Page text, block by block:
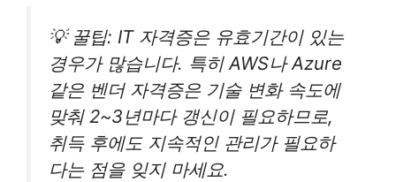
💡 꿀팁: IT 자격증은 유효기간이 있는
경우가 많습니다. 특히 AWS나 Azure
같은 벤더 자격증은 기술 변화 속도에
맞춰 2~3년마다 갱신이 필요하므로,
취득 후에도 지속적인 관리가 필요하
다는 점을 잊지 마세요.